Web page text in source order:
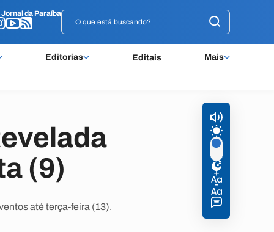
Jornal da Paraíba
Editorias Editais Mais
Jornal da Paraíba
(9)
até terça-feira (13).